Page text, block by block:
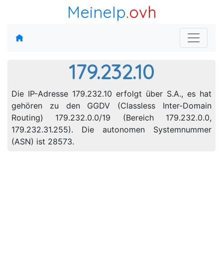
MeineIp.ovh
179.232.10
Die IP-Adresse 179.232.10 erfolgt über S.A., es hat
gehören zu den GGDV (Classless Inter-Domain
Routing) 179.232.0.0/19 (Bereich 179.232.0.0,
179.232.31.255). Die autonomen Systemnummer
(ASN) ist 28573.